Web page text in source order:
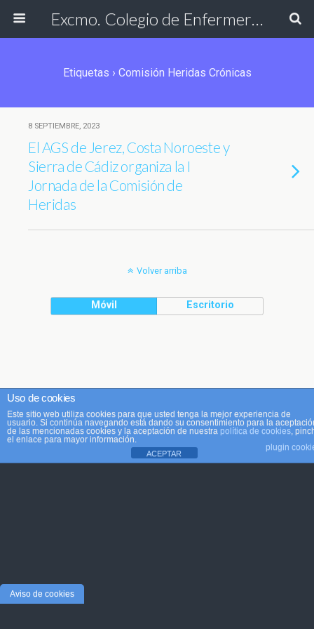
Excmo. Colegio de Enfermería de Cádiz
Etiquetas › Comisión Heridas Crónicas
8 SEPTIEMBRE, 2023
El AGS de Jerez, Costa Noroeste y
Sierra de Cádiz organiza la I
Jornada de la Comisión de
Heridas
Volver arriba
Móvil Escritorio
Uso de cookies
Este sitio web utiliza cookies para que usted tenga la mejor experiencia de
usuario. Si continúa navegando está dando su consentimiento para la
de las mencionadas cookies y la aceptación de nuestra política de cookies,
el enlace para mayor información.
plugin
ACEPTAR
Aviso de cookies